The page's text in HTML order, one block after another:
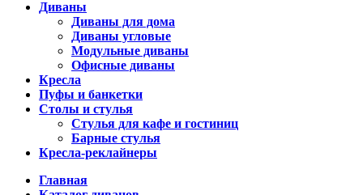
Диваны
Диваны для дома
Диваны угловые
Модульные диваны
Офисные диваны
Кресла
Пуфы и банкетки
Столы и стулья
Стулья для кафе и гостиниц
Барные стулья
Кресла-реклайнеры
Главная